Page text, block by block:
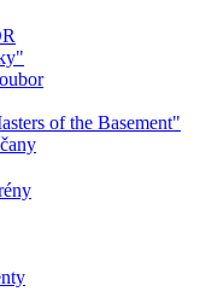
of the Basement"